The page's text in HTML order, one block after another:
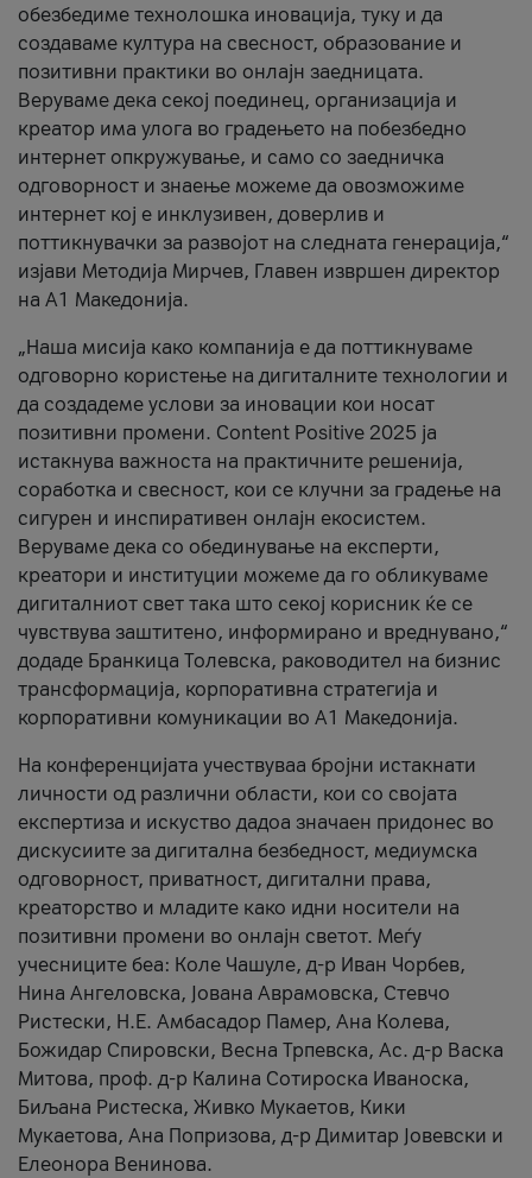
обезбедиме технолошка иновација, туку и да
создаваме култура на свесност, образование и
позитивни практики во онлајн заедницата.
Веруваме дека секој поединец, организација и
креатор има улога во градењето на побезбедно
интернет опкружување, и само со заедничка
одговорност и знаење можеме да овозможиме
интернет кој е инклузивен, доверлив и
поттикнувачки за развојот на следната генерација,“
изјави Методија Мирчев, Главен извршен директор
на А1 Македонија.
„Наша мисија како компанија е да поттикнуваме
одговорно користење на дигиталните технологии и
да создадеме услови за иновации кои носат
позитивни промени. Content Positive 2025 ја
истакнува важноста на практичните решенија,
соработка и свесност, кои се клучни за градење на
сигурен и инспиративен онлајн екосистем.
Веруваме дека со обединување на експерти,
креатори и институции можеме да го обликуваме
дигиталниот свет така што секој корисник ќе се
чувствува заштитено, информирано и вреднувано,“
додаде Бранкица Толевска, раководител на бизнис
трансформација, корпоративна стратегија и
корпоративни комуникации во А1 Македонија.
На конференцијата учествуваа бројни истакнати
личности од различни области, кои со својата
експертиза и искуство дадоа значаен придонес во
дискусиите за дигитална безбедност, медиумска
одговорност, приватност, дигитални права,
креаторство и младите како идни носители на
позитивни промени во онлајн светот. Меѓу
учесниците беа: Коле Чашуле, д-р Иван Чорбев,
Нина Ангеловска, Јована Аврамовска, Стевчо
Ристески, Н.Е. Амбасадор Памер, Ана Колева,
Божидар Спировски, Весна Трпевска, Ас. д-р Васка
Митова, проф. д-р Калина Сотироска Иваноска,
Биљана Ристеска, Живко Мукаетов, Кики
Мукаетова, Ана Попризова, д-р Димитар Јовевски и
Елеонора Венинова.